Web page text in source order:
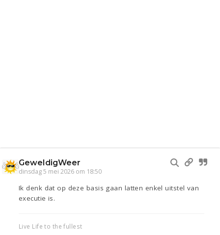
GeweldigWeer
dinsdag 5 mei 2026 om 18:50
Ik denk dat op deze basis gaan latten enkel uitstel van
executie is.
Live Life to the fullest